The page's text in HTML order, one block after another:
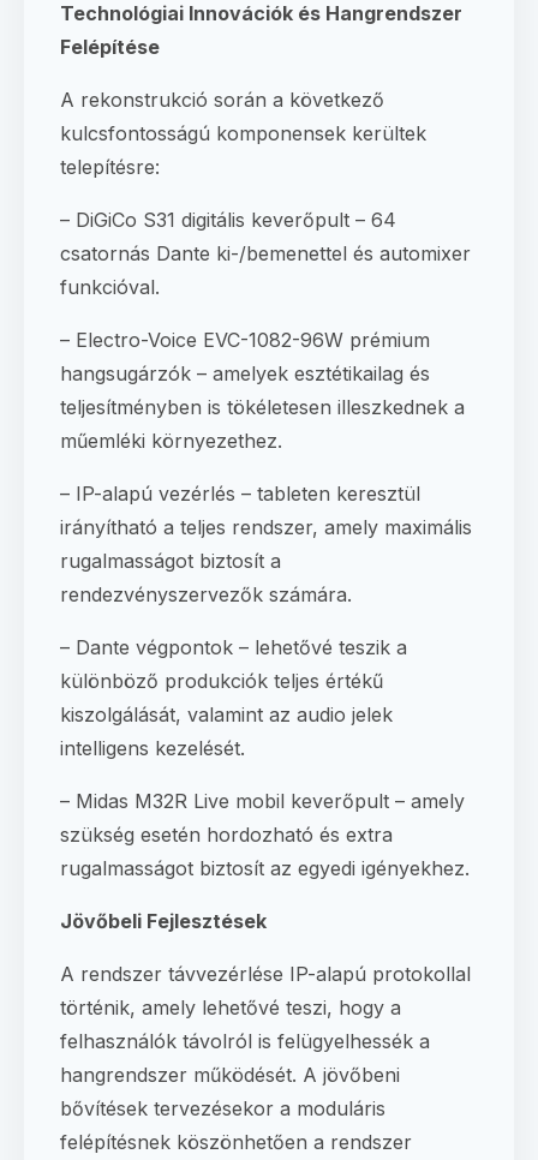
Technológiai Innovációk és Hangrendszer
Felépítése
A rekonstrukció során a következő
kulcsfontosságú komponensek kerültek
telepítésre:
– DiGiCo S31 digitális keverőpult – 64
csatornás Dante ki-/bemenettel és automixer
funkcióval.
– Electro-Voice EVC-1082-96W prémium
hangsugárzók – amelyek esztétikailag és
teljesítményben is tökéletesen illeszkednek a
műemléki környezethez.
– IP-alapú vezérlés – tableten keresztül
irányítható a teljes rendszer, amely maximális
rugalmasságot biztosít a
rendezvényszervezők számára.
– Dante végpontok – lehetővé teszik a
különböző produkciók teljes értékű
kiszolgálását, valamint az audio jelek
intelligens kezelését.
– Midas M32R Live mobil keverőpult – amely
szükség esetén hordozható és extra
rugalmasságot biztosít az egyedi igényekhez.
Jövőbeli Fejlesztések
A rendszer távvezérlése IP-alapú protokollal
történik, amely lehetővé teszi, hogy a
felhasználók távolról is felügyelhessék a
hangrendszer működését. A jövőbeni
bővítések tervezésekor a moduláris
felépítésnek köszönhetően a rendszer